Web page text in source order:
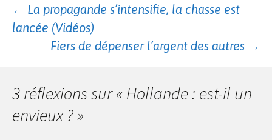
Navigation
articles
← La propagande s’intensifie, la chasse est
lancée (Vidéos)
Fiers de dépenser l’argent des autres →
3 réflexions sur « Hollande : est-il un
envieux ?»